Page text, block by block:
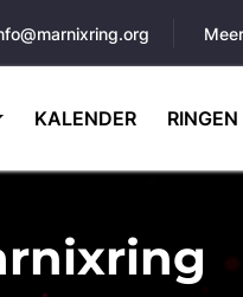
KALENDER RINGEN